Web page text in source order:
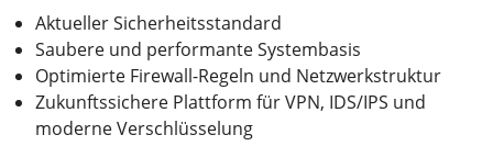
Aktueller Sicherheitsstandard
Saubere und performante Systembasis
Optimierte Firewall-Regeln und Netzwerkstruktur
Zukunftssichere Plattform für VPN, IDS/IPS und
moderne Verschlüsselung